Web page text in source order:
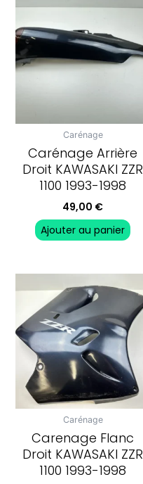
Carénage
Carénage Arrière
Droit KAWASAKI ZZR
1100 1993-1998
49,00 €
Ajouter au panier
Carénage
Carenage Flanc
Droit KAWASAKI ZZR
1100 1993-1998